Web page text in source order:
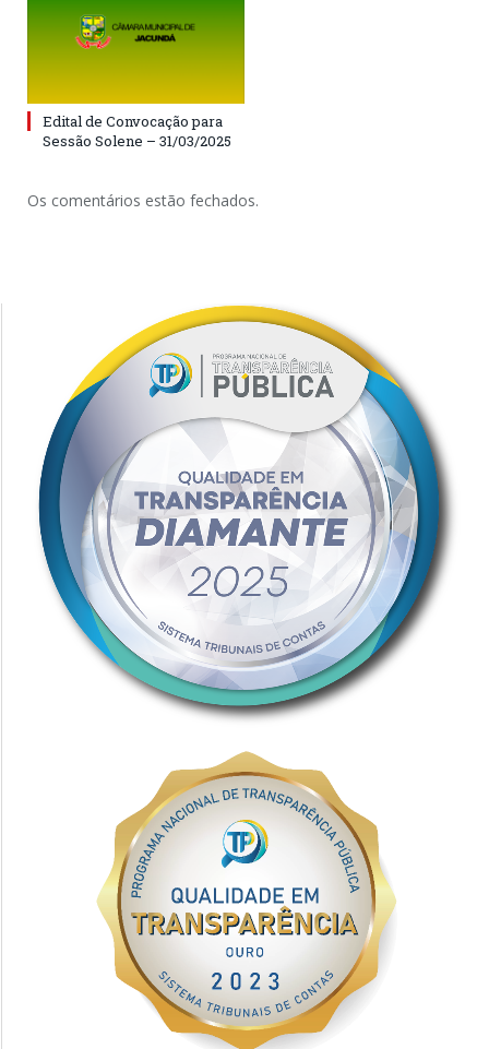
Edital de Convocação para
Sessão Solene – 31/03/2025
Os comentários estão fechados.